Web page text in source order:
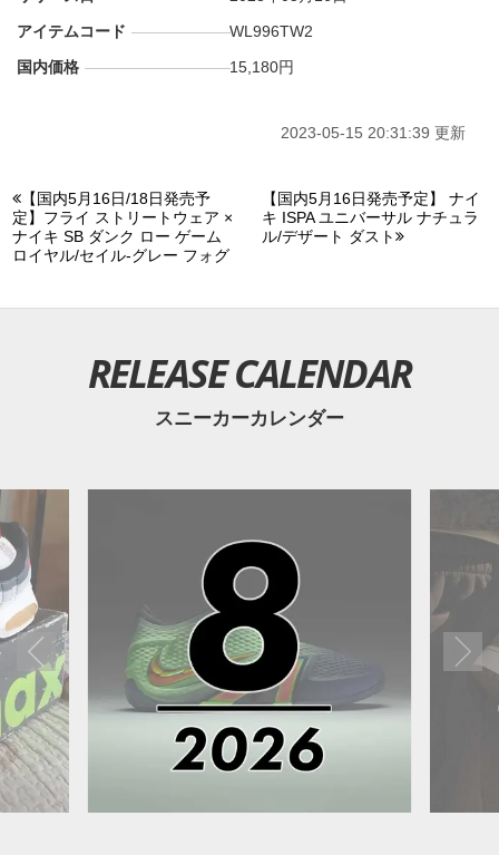
アイテムコード
WL996TW2
国内価格
15,180円
2023-05-15 20:31:39 更新
【国内5月16日/18日発売予
定】フライ ストリートウェア ×
ナイキ SB ダンク ロー ゲーム
ロイヤル/セイル-グレー フォグ
【国内5月16日発売予定】 ナイ
キ ISPA ユニバーサル ナチュラ
ル/デザート ダスト
RELEASE CALENDAR
スニーカーカレンダー